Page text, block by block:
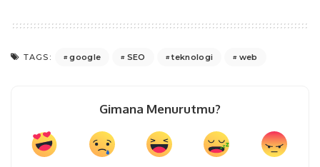
TAGS: google SEO teknologi web
Gimana Menurutmu?